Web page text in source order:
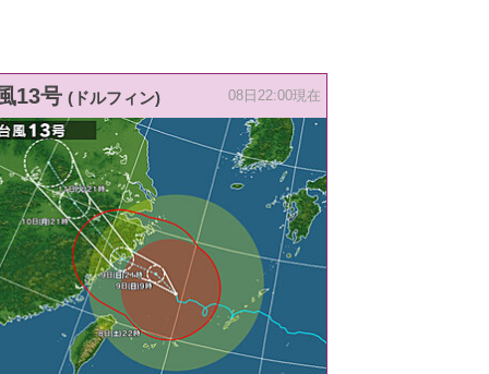
13号 (ドルフィン) 08日22:00現在